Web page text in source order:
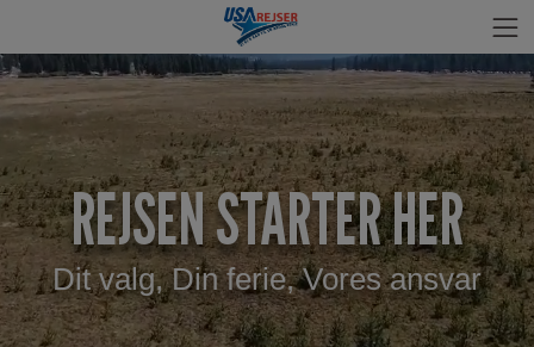
REJSEN STARTER HER
Dit valg, Din ferie, Vores ansvar